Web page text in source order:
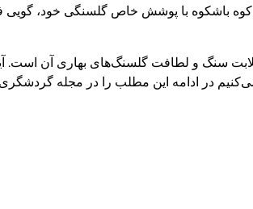
کوه باشکوه با پوشش خاص گلسنگی خود،
سنگ و لطافت گلسنگ‌های بهاری آن است.
در ادامه این مطلب را در مجله گردشگری